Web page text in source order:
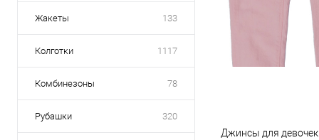
Жакеты 133
Колготки 1117
Комбинезоны 78
Рубашки 320
Джинсы для